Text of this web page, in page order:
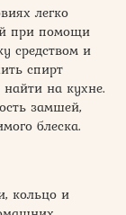
легко
при помощи
средством и
спирт
на кухне.
замшей,
блеска.
кольцо и